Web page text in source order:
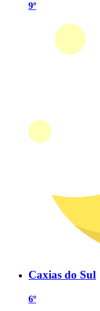
9º
Caxias do Sul
6º